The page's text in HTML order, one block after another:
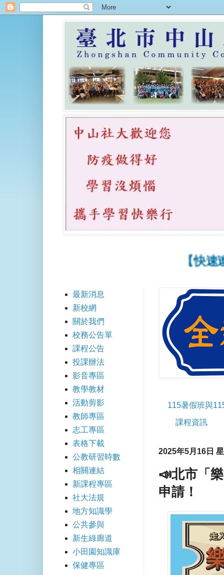
【快速連結
115暑假班與
課程資訊
2025年5月16日
📣北市「
申請！
最新消息
新校網
關於我們
校務公告單
課程公告
投課辦法
影音專區
教學教材
活動剪影
教師專區
志工專區
表格下載
公教研習時數
相關連結
新課程專區
社大法規
地方知識學
公共參與
新生綠廊道
小田園知識庫
保健專區